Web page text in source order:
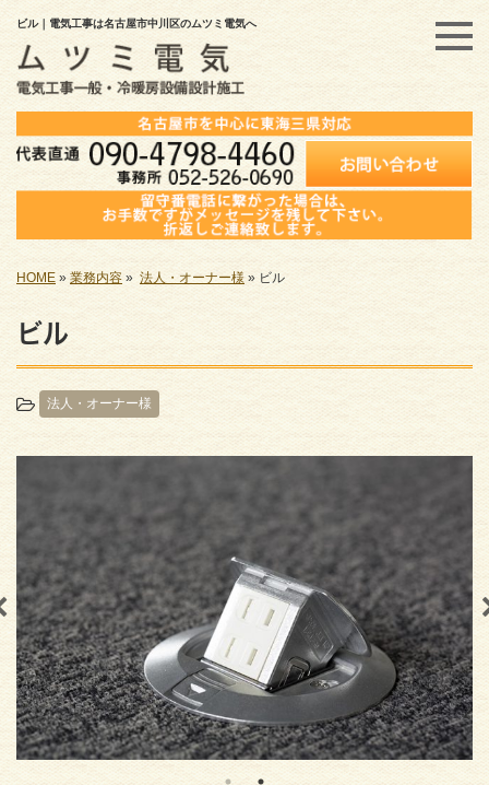
ビル｜電気工事は名古屋市中川区のムツミ電気へ
HOME » 業務内容 » 法人・オーナー様 » ビル
ビル
法人・オーナー様